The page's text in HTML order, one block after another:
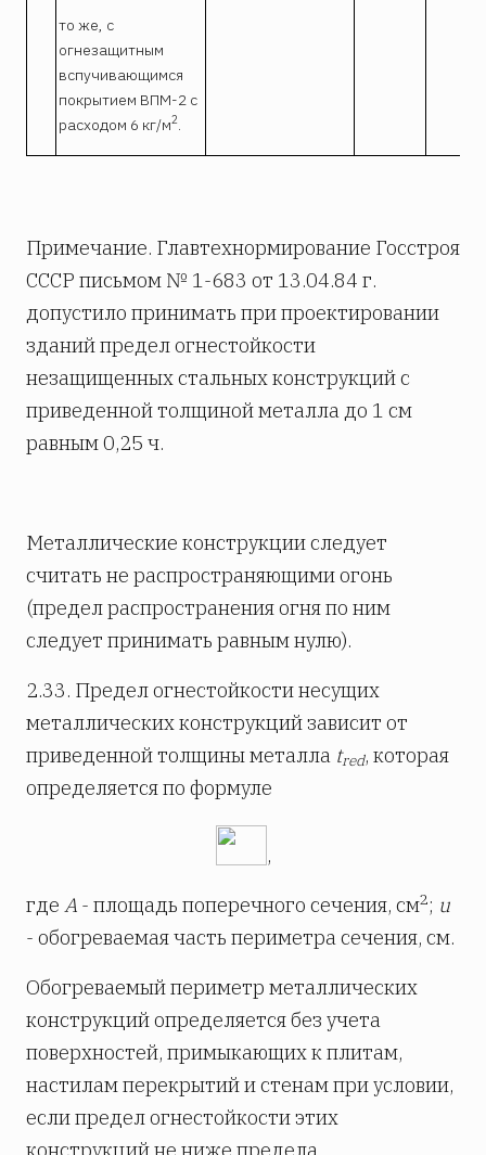
то же, с
огнезащитным
вспучивающимся
покрытием ВПМ-2 с
расходом 6 кг/м2.
Примечание. Главтехнормирование Госстроя
СССР письмом № 1-683 от 13.04.84 г.
допустило принимать при проектировании
зданий предел огнестойкости
незащищенных стальных конструкций с
приведенной толщиной металла до 1 см
равным 0,25 ч.
Металлические конструкции следует
считать не распространяющими огонь
(предел распространения огня по ним
следует принимать равным нулю).
2.33. Предел огнестойкости несущих
металлических конструкций зависит от
приведенной толщины металла tred, которая
определяется по формуле
,
где A - площадь поперечного сечения, см2; u
- обогреваемая часть периметра сечения, см.
Обогреваемый периметр металлических
конструкций определяется без учета
поверхностей, примыкающих к плитам,
настилам перекрытий и стенам при условии,
если предел огнестойкости этих
конструкций не ниже предела